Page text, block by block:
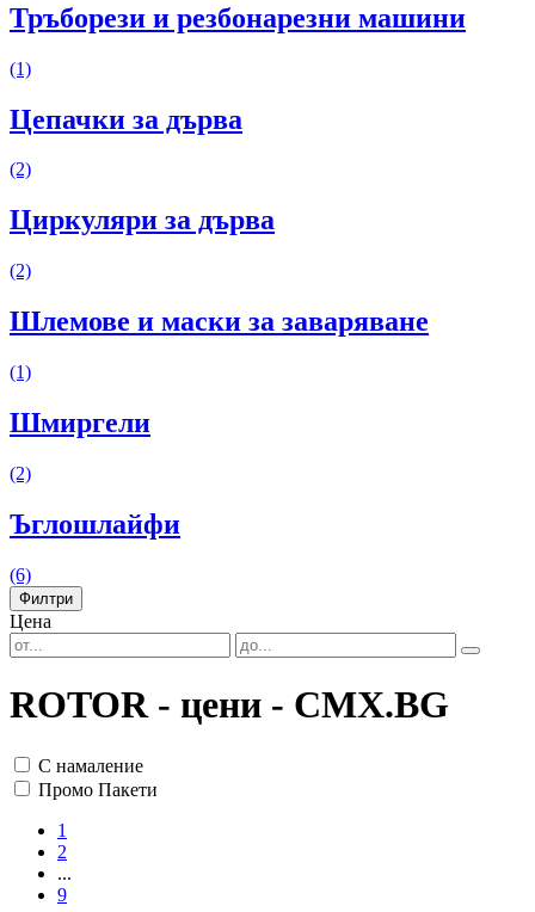
Тръборези и резбонарезни машини
(1)
Цепачки за дърва
(2)
Циркуляри за дърва
(2)
Шлемове и маски за заваряване
(1)
Шмиргели
(2)
Ъглошлайфи
(6)
Филтри
Цена
ROTOR - цени - CMX.BG
С намаление
Промо Пакети
1
2
...
9